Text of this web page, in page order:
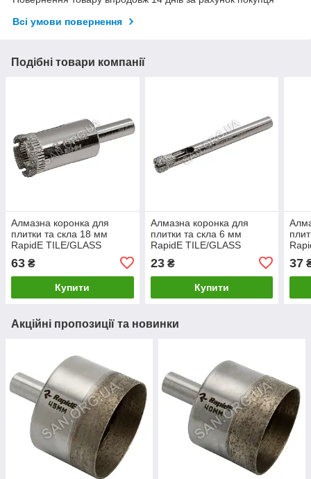
Всі умови повернення
Подібні товари компанії
Алмазна коронка для
плитки та скла 18 мм
RapidE TILE/GLASS
63 ₴
Купити
Алмазна коронка для
плитки та скла 6 мм
RapidE TILE/GLASS
23₴
Купити
37
Акційні пропозиції та новинки